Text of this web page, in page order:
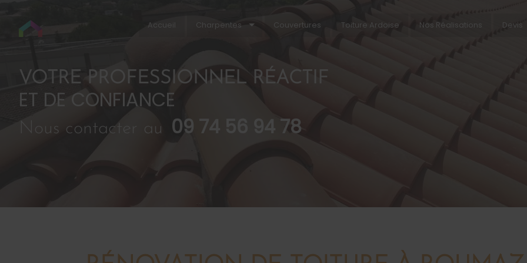
VOTRE PROFESSIONNEL RÉACTIF
ET DE CONFIANCE
Nous contacter au 09 74 56 94 78
Accueil Charpentes Couvertures Toiture Ardoise Nos Réalisations Devis